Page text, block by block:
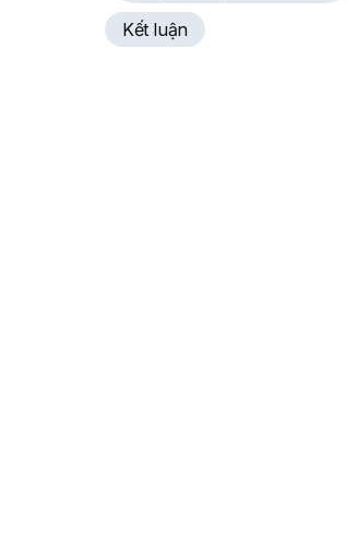
Việt Nam
Kết luận